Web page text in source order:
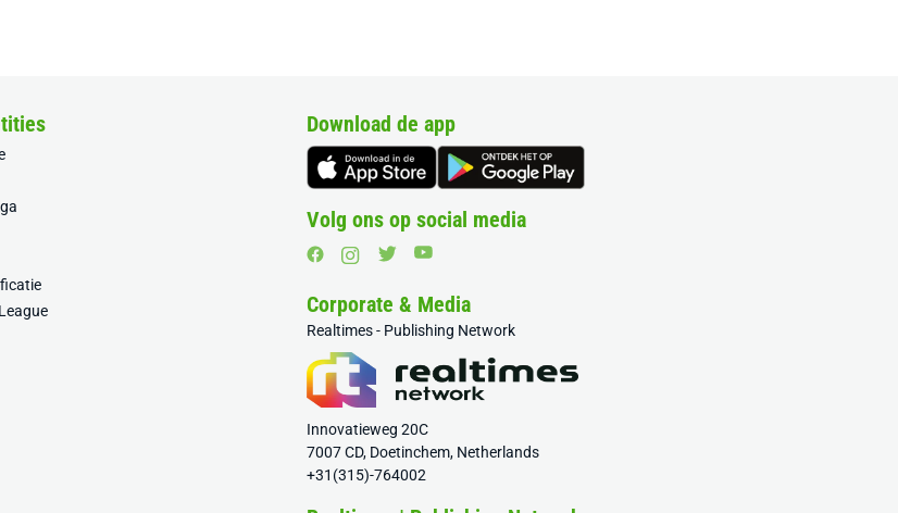
Download de app
Volg ons op social media
Corporate & Media
Realtimes - Publishing Network
Innovatieweg 20C
7007 CD, Doetinchem, Netherlands
+31(315)-764002